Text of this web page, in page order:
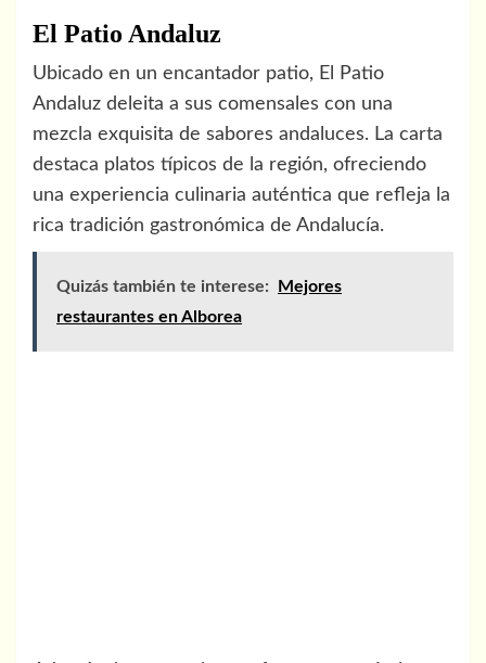
El Patio Andaluz
Ubicado en un encantador patio, El Patio
Andaluz deleita a sus comensales con una
mezcla exquisita de sabores andaluces. La carta
destaca platos típicos de la región, ofreciendo
una experiencia culinaria auténtica que refleja la
rica tradición gastronómica de Andalucía.
Quizás también te interese:
Mejores
restaurantes en Alborea